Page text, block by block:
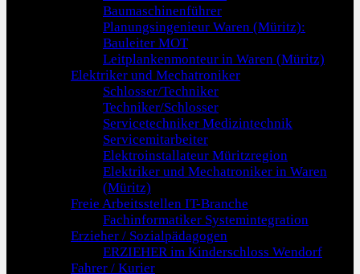
Baumaschinenführer
Planungsingenieur Waren (Müritz):
Bauleiter MOT
Leitplankenmonteur in Waren (Müritz)
Elektriker und Mechatroniker
Schlosser/Techniker
Techniker/Schlosser
Servicetechniker Medizintechnik
Servicemitarbeiter
Elektroinstallateur Müritzregion
Elektriker und Mechatroniker in Waren
(Müritz)
Freie Arbeitsstellen IT-Branche
Fachinformatiker Systemintegration
Erzieher / Sozialpädagogen
ERZIEHER im Kinderschloss Wendorf
Fahrer / Kurier